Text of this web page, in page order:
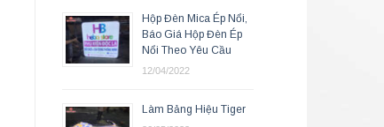
Hộp Đèn Mica Ép Nổi,
Báo Giá Hộp Đèn Ép
Nổi Theo Yêu Cầu
12/04/2022
Làm Bảng Hiệu Tiger